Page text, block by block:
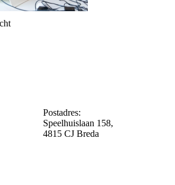
Postadres:
Speelhuislaan 158,
4815 CJ Breda